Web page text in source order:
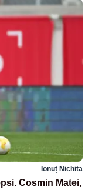
Ionuț Nichita
Cosmin Matei,